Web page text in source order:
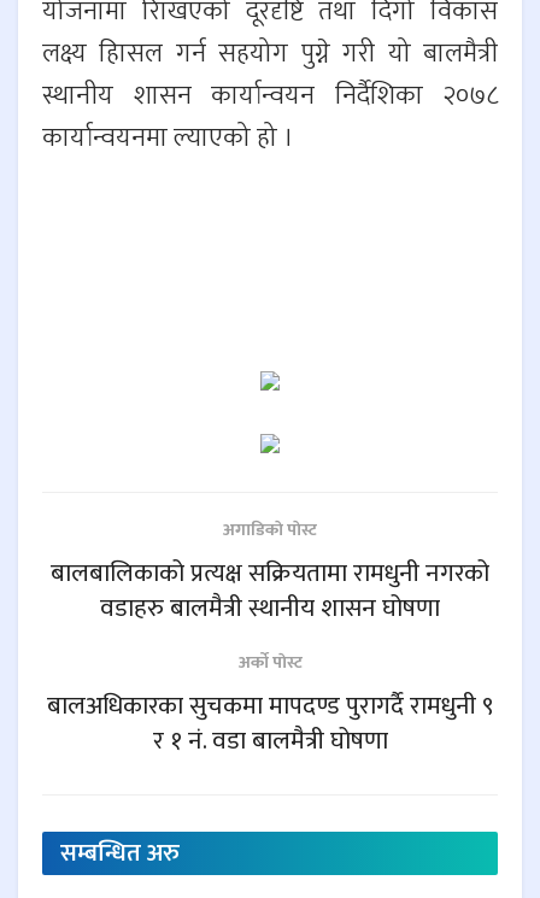
योजनामा रािखएको दूरदृष्टि तथा दिगो विकास
लक्ष्य हािसल गर्न सहयोग पुग्ने गरी यो बालमैत्री
स्थानीय शासन कार्यान्वयन निर्दैशिका २०७८
कार्यान्वयनमा ल्याएको हो ।
अगाडिकाे पाेस्ट
बालबालिकाको प्रत्यक्ष सक्रियतामा रामधुनी नगरको
वडाहरु बालमैत्री स्थानीय शासन घोषणा
अर्काे पाेस्ट
बालअधिकारका सुचकमा मापदण्ड पुरागर्दै रामधुनी ९
र १ नं. वडा बालमैत्री घोषणा
सम्बन्धितअरु